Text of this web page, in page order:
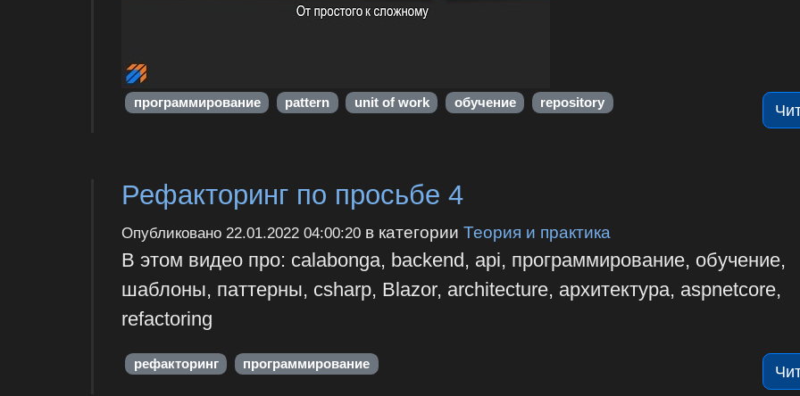
программирование pattern unit of work обучение repository
Рефакторинг по просьбе 4
Опубликовано 22.01.2022 04:00:20в категории Теория и практика
В этом видео про: calabonga, backend, api, программирование, обучение,
шаблоны, паттерны, csharp, Blazor, architecture, архитектура, aspnetcore,
refactoring
рефакторинг программирование